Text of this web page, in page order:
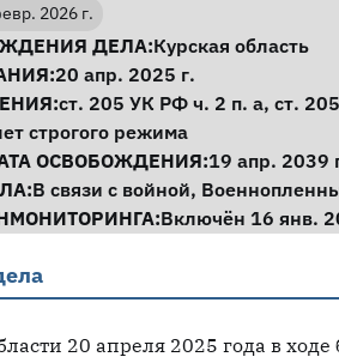
2026 г.
о деле
ДЕЛА:Курская область
20 апр. 2025 г.
ст. 205 УК РФ ч. 2 п. а, ст. 205
строгого режима
ОСВОБОЖДЕНИЯ:19 апр. 2039
В связи с войной,
Включён 16 янв.
20 апреля 2025 года в